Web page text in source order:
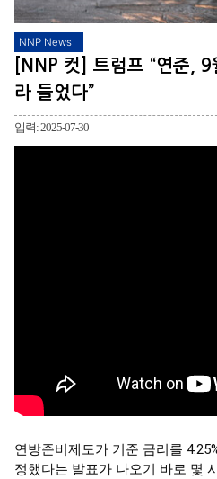
NNP News
[NNP 컷] 트럼프 “연준,
라 들었다”
입력: 2025-07-30
연방준비제도가 기준 금리를
정했다는 발표가 나오기 바로 몇